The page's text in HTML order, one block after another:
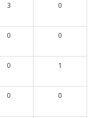
3 0
0 0
0 1
0 0